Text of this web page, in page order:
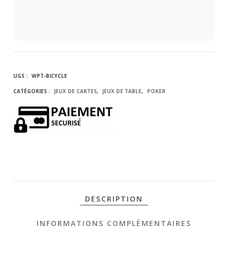
UGS : WPT-BICYCLE
CATÉGORIES : JEUX DE CARTES, JEUX DE TABLE, POKER
DESCRIPTION
INFORMATIONS COMPLÉMENTAIRES